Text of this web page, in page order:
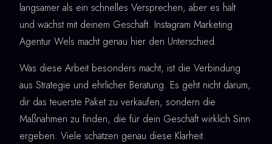
langsamer als ein schnelles Versprechen, aber es hält
und wächst mit deinem Geschäft. Instagram Marketing
Agentur Wels macht genau hier den Unterschied.
Was diese Arbeit besonders macht, ist die Verbindung
aus Strategie und ehrlicher Beratung. Es geht nicht darum,
dir das teuerste Paket zu verkaufen, sondern die
Maßnahmen zu finden, die für dein Geschäft wirklich Sinn
ergeben. Viele schätzen genau diese Klarheit.